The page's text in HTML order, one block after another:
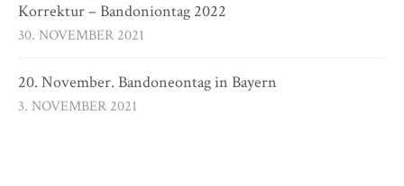
Korrektur – Bandoniontag 2022
30. NOVEMBER 2021
20. November. Bandoneontag in Bayern
3. NOVEMBER 2021